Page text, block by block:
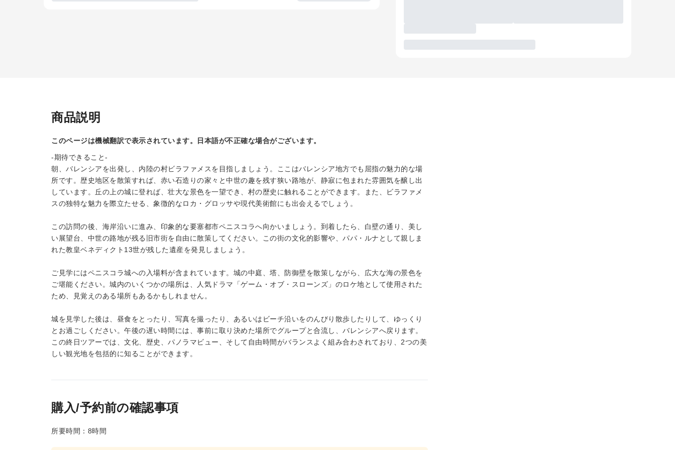
商品説明
このページは機械翻訳で表示されています。日本語が不正確な場合がございます。
-期待できること-
朝、バレンシアを出発し、内陸の村ビラファメスを目指しましょう。ここはバレンシア地方でも屈指の魅力的な場
所です。歴史地区を散策すれば、赤い石造りの家々と中世の趣を残す狭い路地が、静寂に包まれた雰囲気を醸し出
しています。丘の上の城に登れば、壮大な景色を一望でき、村の歴史に触れることができます。また、ビラファメ
スの独特な魅力を際立たせる、象徴的なロカ・グロッサや現代美術館にも出会えるでしょう。
この訪問の後、海岸沿いに進み、印象的な要塞都市ペニスコラへ向かいましょう。到着したら、白壁の通り、美し
い展望台、中世の路地が残る旧市街を自由に散策してください。この街の文化的影響や、パパ・ルナとして親しま
れた教皇ベネディクト13世が残した遺産を発見しましょう。
ご見学にはペニスコラ城への入場料が含まれています。城の中庭、塔、防御壁を散策しながら、広大な海の景色を
ご堪能ください。城内のいくつかの場所は、人気ドラマ「ゲーム・オブ・スローンズ」のロケ地として使用された
ため、見覚えのある場所もあるかもしれません。
城を見学した後は、昼食をとったり、写真を撮ったり、あるいはビーチ沿いをのんびり散歩したりして、ゆっくり
とお過ごしください。午後の遅い時間には、事前に取り決めた場所でグループと合流し、バレンシアへ戻ります。
この終日ツアーでは、文化、歴史、パノラマビュー、そして自由時間がバランスよく組み合わされており、2つの美
しい観光地を包括的に知ることができます。
購入/予約前の確認事項
所要時間：8時間